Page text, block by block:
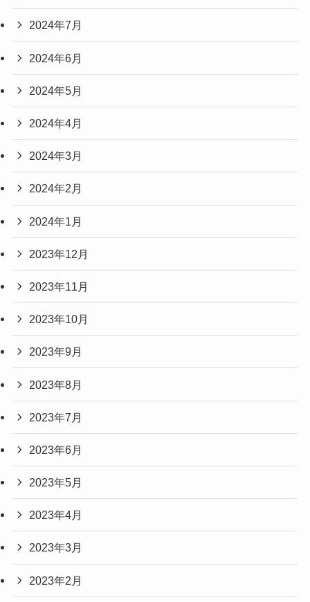
2024年7月
2024年6月
2024年5月
2024年4月
2024年3月
2024年2月
2024年1月
2023年12月
2023年11月
2023年10月
2023年9月
2023年8月
2023年7月
2023年6月
2023年5月
2023年4月
2023年3月
2023年2月